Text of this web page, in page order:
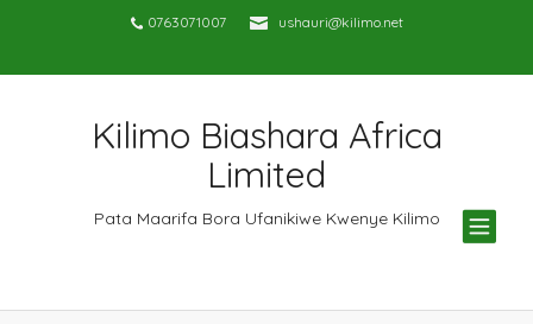
0763071007 ushauri@kilimo.net
Kilimo Biashara Africa
Limited
Pata Maarifa Bora Ufanikiwe Kwenye Kilimo